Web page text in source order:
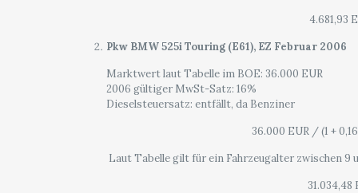
4.681,93
Pkw BMW 525i Touring (E61), EZ Februar 2006
Marktwert laut Tabelle im BOE: 36.000 EUR
2006 gültiger MwSt-Satz: 16%
Dieselsteuersatz: entfällt, da Benziner
36.000 EUR / (1 +
Laut Tabelle gilt für ein Fahrzeugalter zwischen 9
31.034,48